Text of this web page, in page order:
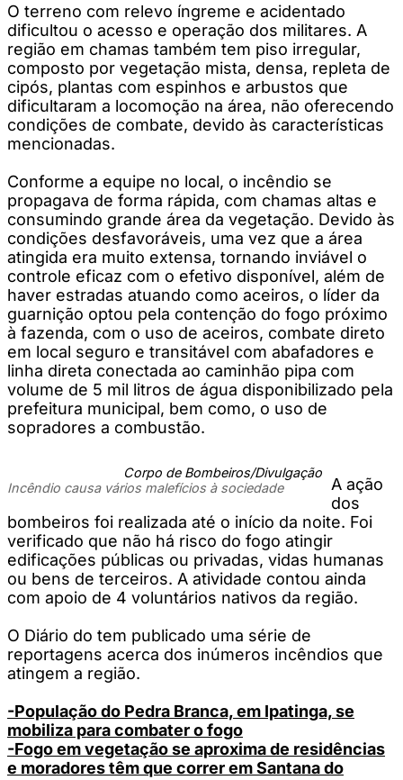
O terreno com relevo íngreme e acidentado
dificultou o acesso e operação dos militares. A
região em chamas também tem piso irregular,
composto por vegetação mista, densa, repleta de
cipós, plantas com espinhos e arbustos que
dificultaram a locomoção na área, não oferecendo
condições de combate, devido às características
mencionadas.
Conforme a equipe no local, o incêndio se
propagava de forma rápida, com chamas altas e
consumindo grande área da vegetação. Devido às
condições desfavoráveis, uma vez que a área
atingida era muito extensa, tornando inviável o
controle eficaz com o efetivo disponível, além de
haver estradas atuando como aceiros, o líder da
guarnição optou pela contenção do fogo próximo
à fazenda, com o uso de aceiros, combate direto
em local seguro e transitável com abafadores e
linha direta conectada ao caminhão pipa com
volume de 5 mil litros de água disponibilizado pela
prefeitura municipal, bem como, o uso de
sopradores a combustão.
Corpo de Bombeiros/Divulgação
Incêndio causa vários malefícios à sociedade
A ação
dos
bombeiros foi realizada até o início da noite. Foi
verificado que não há risco do fogo atingir
edificações públicas ou privadas, vidas humanas
ou bens de terceiros. A atividade contou ainda
com apoio de 4 voluntários nativos da região.
O Diário do tem publicado uma série de
reportagens acerca dos inúmeros incêndios que
atingem a região.
-População do Pedra Branca, em Ipatinga, se
mobiliza para combater o fogo
-Fogo em vegetação se aproxima de residências
e moradores têm que correr em Santana do